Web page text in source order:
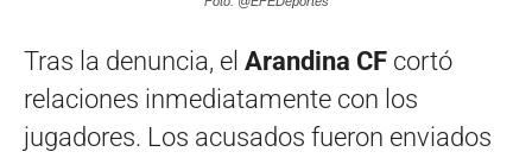
Tras la denuncia, el Arandina CF cortó
relaciones inmediatamente con los
jugadores. Los acusados fueron enviados